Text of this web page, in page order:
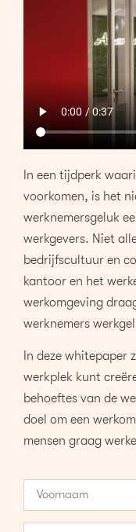
In een tijdperk
voorkomen, is het
werknemersgeluk
werkgevers. Niet
bedrijfscultuur en
kantoor en het
werkomgeving
werknemers
In deze whitepaper
werkplek kunt
behoeftes van de
doel om een
mensen graag